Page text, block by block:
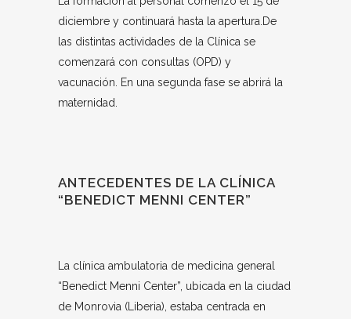
diciembre y continuará hasta la apertura.De
las distintas actividades de la Clínica se
comenzará con consultas (OPD) y
vacunación. En una segunda fase se abrirá la
maternidad.
ANTECEDENTES DE LA CLÍNICA
“BENEDICT MENNI CENTER”
La clínica ambulatoria de medicina general
“Benedict Menni Center”, ubicada en la ciudad
de Monrovia (Liberia), estaba centrada en